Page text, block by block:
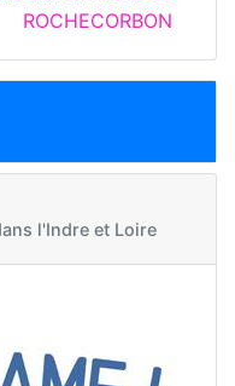
ROCHECORBON
l'Indre et Loire